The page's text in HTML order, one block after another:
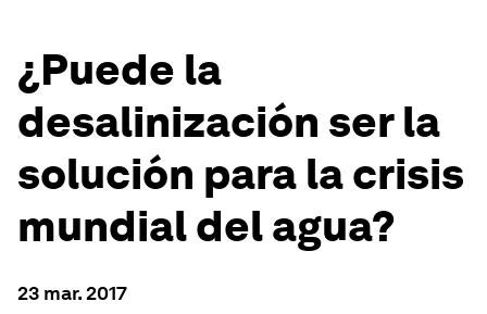
¿Puede la
desalinización ser la
solución para la crisis
mundial del agua?
23 mar. 2017